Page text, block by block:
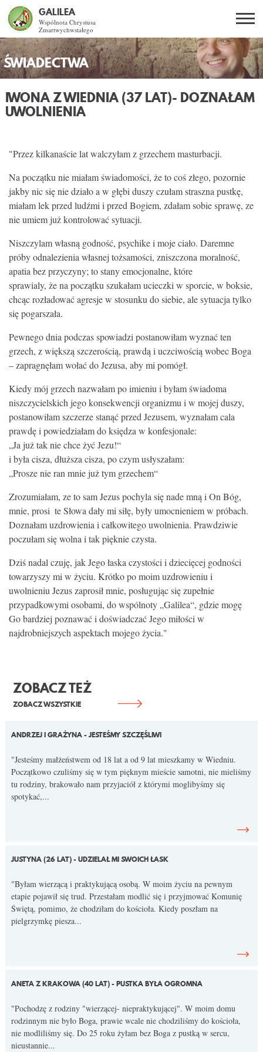
GALILEA
Wspólnota Chrystusa
Zmartwychwstałego
PL EN BG
Szukaj
DLA KOGO?
AKTUALNOŚCI
WSPÓLNOTA
SNE
KONTAKT
ŚWIADECTWA
IWONA Z WIEDNIA (37 LAT)- DOZNAŁAM
UWOLNIENIA
"Przez kilkanaście lat walczyłam z grzechem masturbacji.
Na początku nie miałam świadomości, że to coś złego, pozornie
jakby nic się nie działo a w głębi duszy czułam straszna pustkę,
miałam lek przed ludźmi i przed Bogiem, zdałam sobie sprawę, ze
nie umiem już kontrolować sytuacji.
Niszczylam własną godność, psychike i moje ciało. Daremne
próby odnalezienia własnej tożsamości, zniszczona moralność,
apatia bez przyczyny; to stany emocjonalne, które
sprawialy, że na początku szukałam ucieczki w sporcie, w boksie,
chcąc rozładować agresje w stosunku do siebie, ale sytuacja tylko
się pogarszała.
Pewnego dnia podczas spowiadzi postanowiłam wyznać ten
grzech, z większą szczerością, prawdą i uczciwością wobec Boga
– zapragnęłam wołać do Jezusa, aby mi pomógł.
Kiedy mój grzech nazwałam po imieniu i byłam świadoma
niszczycielskich jego konsekwencji organizmu i w mojej duszy,
postanowiłam szczerze stanąć przed Jezusem, wyznałam cala
prawdę i powiedziałam do księdza w konfesjonale:
„Ja już tak nie chce żyć Jezu!“
i była cisza, dłuższa cisza, po czym usłyszałam:
„Prosze nie ran mnie już tym grzechem“
Zrozumiałam, ze to sam Jezus pochyla się nade mną i On Bóg,
mnie, prosi ­ te Słowa dały mi siłę, były umocnieniem w próbach.
Doznałam uzdrowienia i całkowitego uwolnienia. Prawdziwie
poczułam się wolna i tak pięknie czysta.
Dziś nadal czuję, jak Jego łaska czystości i dziecięcej godności
towarzyszy mi w życiu. Krótko po moim uzdrowieniu i
uwolnieniu Jezus zaprosił mnie, posługując się zupełnie
przypadkowymi osobami, do wspólnoty „Galilea“, gdzie mogę
Go bardziej poznawać i doświadczać Jego miłości w
najdrobniejszych aspektach mojego życia."
ZOBACZ TEŻ
ZOBACZ WSZYSTKIE
ANDRZEJ I GRAŻYNA - JESTEŚMY SZCZĘŚLIWI
"Jesteśmy małżeństwem od 18 lat a od 9 lat mieszkamy w Wiedniu.
Początkowo czuliśmy się w tym pięknym mieście samotni, nie mieliśmy
tu rodziny, brakowało nam przyjaciół z którymi moglibyśmy się
spotykać,...
JUSTYNA (26 LAT) - UDZIELAŁ MI SWOICH ŁASK
"Byłam wierzącą i praktykującą osobą. W moim życiu na pewnym
etapie pojawił się trud. Przestałam modlić się i przyjmować Komunię
Świętą, pomimo, że chodziłam do kościoła. Kiedy poszłam na
pielgrzymkę piesza...
ANETA Z KRAKOWA (40 LAT) - PUSTKA BYŁA OGROMNA
"Pochodzę z rodziny "wierzącej- niepraktykującej". W moim domu
rodzinnym nie było Boga, prawie wcale nie chodziliśmy do kościoła,
nie modliliśmy się. Do 25 roku żyłam bez Boga z pustką w sercu,
nieustannie...